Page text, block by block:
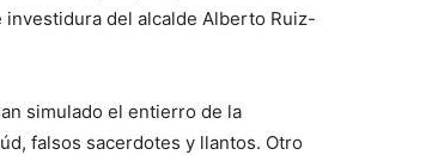
del alcalde Alberto Ruiz-
simulado el entierro de la
falsos sacerdotes y llantos. Otro